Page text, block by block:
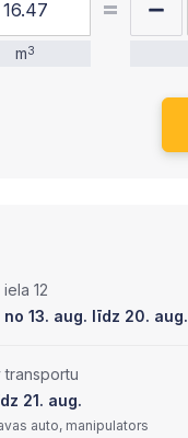
m3
12
13. aug. līdz 20. aug.
transportu
21. aug.
auto, manipulators